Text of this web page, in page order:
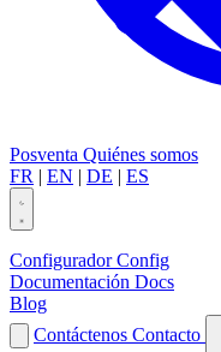
Posventa Quiénes somos
FR | EN | DE | ES
Configurador Config
Documentación Docs
Blog
Contáctenos Contacto